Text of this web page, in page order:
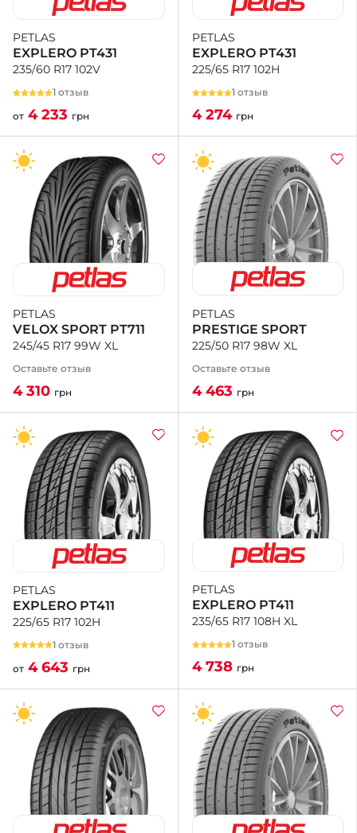
PETLAS
EXPLERO PT431
235/60 R17 102V
1 отзыв
от 4 233 грн
PETLAS
EXPLERO PT431
225/65 R17 102H
1 отзыв
4 274 грн
PETLAS
VELOX SPORT PT711
245/45 R17 99W XL
Оставьте отзыв
4 310 грн
PETLAS
PRESTIGE SPORT
225/50 R17 98W XL
Оставьте отзыв
4 463 грн
PETLAS
EXPLERO PT411
225/65 R17 102H
1 отзыв
от 4 643 грн
PETLAS
EXPLERO PT411
235/65 R17 108H XL
1 отзыв
4 738 грн